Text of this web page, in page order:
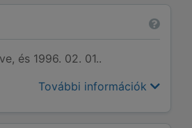
és 1996. 02. 01..
További információk